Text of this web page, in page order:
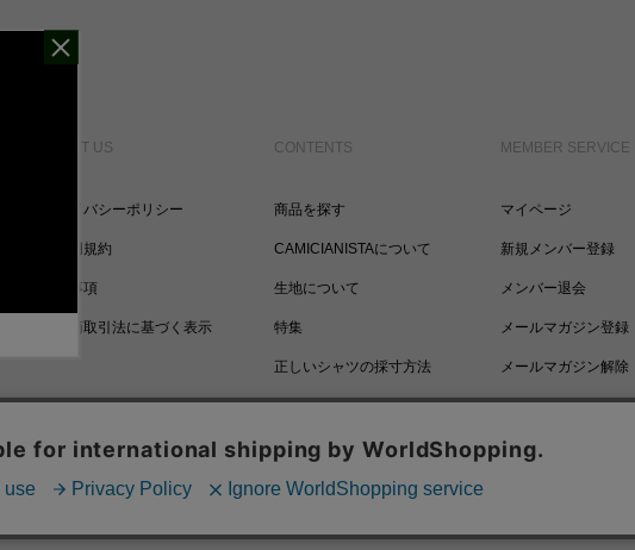
ABOUT US
プライバシーポリシー
ご利用規約
免責事項
特定商取引法に基づく表示
CONTENTS
商品を探す
CAMICIANISTAについて
生地について
特集
正しいシャツの採寸方法
MEMBER SERVICE
マイページ
新規メンバー登録
メンバー退会
メールマガジン登録
メールマガジン解除
ポイントについて